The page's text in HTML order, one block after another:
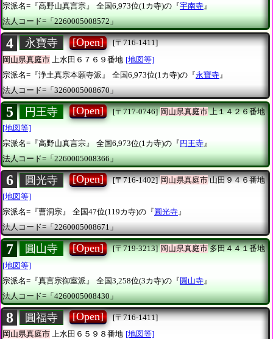
宗派名=『高野山真言宗』
全国6,973位(1カ寺)の『宇南寺』
法人コード=「2260005008572」
4 永寶寺 [Open]
[〒716-1411]
岡山県真庭市 上水田６７６９番地 [地図等]
宗派名=『浄土真宗本願寺派』
全国6,973位(1カ寺)の『永寶寺 』
法人コード=「3260005008670」
5 円王寺 [Open] [〒717-0746] 岡山県真庭市上１４２６番地
[地図等]
宗派名=『高野山真言宗』
全国6,973位(1カ寺)の『 円王寺』
法人コード=「2260005008366」
6 圓光寺 [Open] [〒716-1402] 岡山県真庭市山田９４６番地
[地図等]
宗派名=『曹洞宗』
全国47位(119カ寺)の『 圓光寺』
法人コード=「2260005008671」
7 圓山寺 [Open] [〒719-3213] 岡山県真庭市多田４４１番地
[地図等]
宗派名=『真言宗御室派』
全国3,258位(3カ寺)の『圓山寺 』
法人コード=「4260005008430」
8 圓福寺 [Open]
[〒716-1411]
岡山県真庭市 上水田６５９８番地 [地図等]